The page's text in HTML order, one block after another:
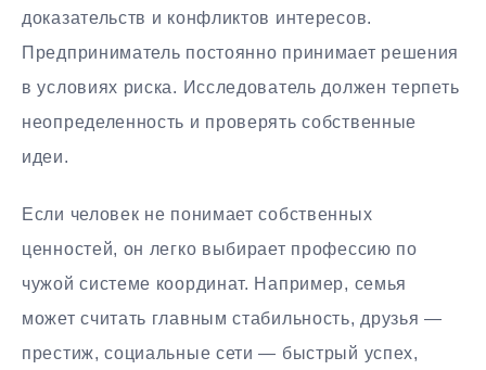
доказательств и конфликтов интересов.
Предприниматель постоянно принимает решения
в условиях риска. Исследователь должен терпеть
неопределенность и проверять собственные
идеи.
Если человек не понимает собственных
ценностей, он легко выбирает профессию по
чужой системе координат. Например, семья
может считать главным стабильность, друзья —
престиж, социальные сети — быстрый успех,